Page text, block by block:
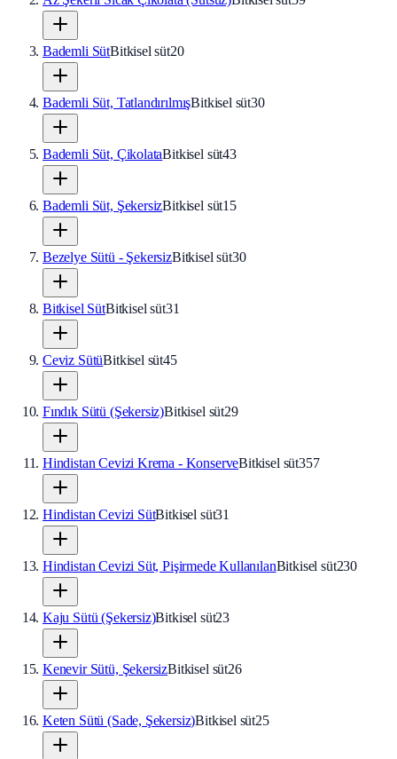
Bademli SütBitkisel süt20
Bademli Süt, TatlandırılmışBitkisel süt30
Bademli Süt, ÇikolataBitkisel süt43
Bademli Süt, ŞekersizBitkisel süt15
Bezelye Sütü - ŞekersizBitkisel süt30
Bitkisel SütBitkisel süt31
Ceviz SütüBitkisel süt45
Fındık Sütü (Şekersiz)Bitkisel süt29
Hindistan Cevizi Krema - KonserveBitkisel süt357
Hindistan Cevizi SütBitkisel süt31
Hindistan Cevizi Süt, Pişirmede KullanılanBitkisel süt230
Kaju Sütü (Şekersiz)Bitkisel süt23
Kenevir Sütü, ŞekersizBitkisel süt26
Keten Sütü (Sade, Şekersiz)Bitkisel süt25